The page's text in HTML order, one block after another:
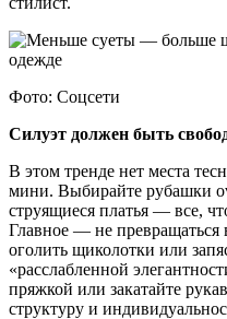
Фото: Соцсети
Силуэт должен быть
В этом тренде нет места
мини. Выбирайте рубашки
струящиеся платья — все,
Главное — не
оголить щиколотки или
«расслабленной
пряжкой или закатайте
структуру и